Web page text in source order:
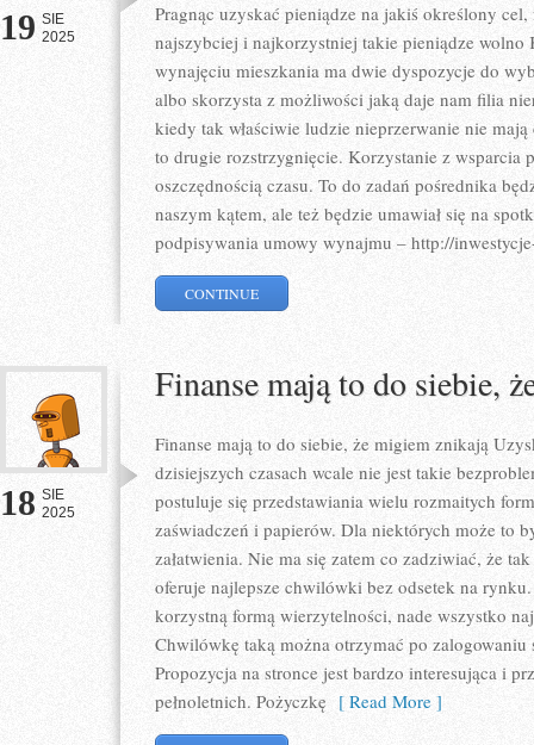
19 SIE
2025
Pragnąc uzyskać pieniądze na jakiś określony
najszybciej i najkorzystniej takie pieniądze wolno
wynajęciu mieszkania ma dwie dyspozycje do
albo skorzysta z możliwości jaką daje nam filia
kiedy tak właściwie ludzie nieprzerwanie nie mają
to drugie rozstrzygnięcie. Korzystanie z wsparcia
oszczędnością czasu. To do zadań pośrednika
naszym kątem, ale też będzie umawiał się na
podpisywania umowy wynajmu – http://
CONTINUE
18 SIE
2025
Finanse mają to do siebie,
Finanse mają to do siebie, że migiem znikają
dzisiejszych czasach wcale nie jest takie
postuluje się przedstawiania wielu rozmaitych
zaświadczeń i papierów. Dla niektórych może to
załatwienia. Nie ma się zatem co zadziwiać, że
oferuje najlepsze chwilówki bez odsetek na
korzystną formą wierzytelności, nade wszystko
Chwilówkę taką można otrzymać po
Propozycja na stronce jest bardzo interesująca i
pełnoletnich. Pożyczkę [ Read More ]